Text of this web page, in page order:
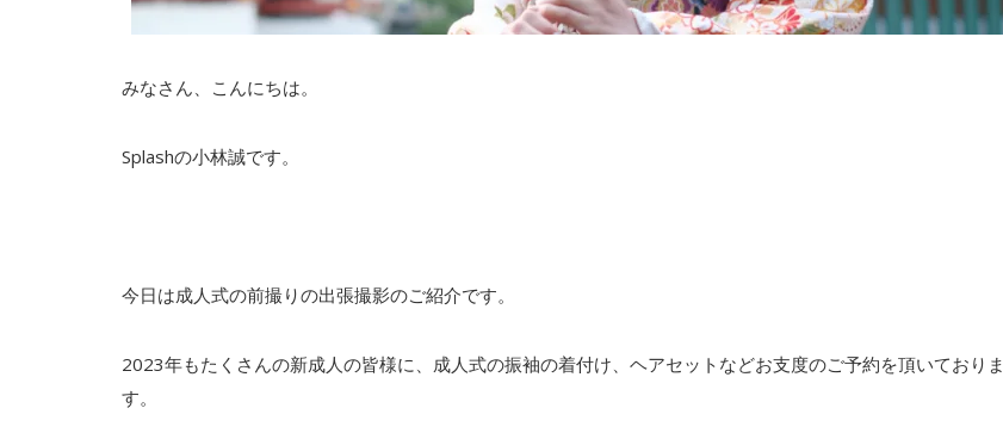
みなさん、こんにちは。
Splashの小林誠です。
今日は成人式の前撮りの出張撮影のご紹介です。
2023年もたくさんの新成人の皆様に、成人式の振袖の着付け、ヘアセットなどお支度のご予約を頂いておりま
す。